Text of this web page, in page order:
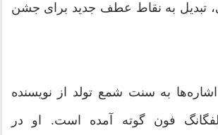
تبدیل به نقاط عطف جدید برای جشن
به سنت شمع تولد از نویسنده
فون گوته آمده است. او در